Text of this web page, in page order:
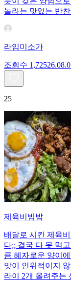
놀라는 맛있는 반
라임미소가
조회수 1,725
25
제육비빔밥
배달로 시킨 제육
다;; 결국 다 못 먹
큼 혜자로운 양이
맛이 인위적이지
라이 2개 올려주는